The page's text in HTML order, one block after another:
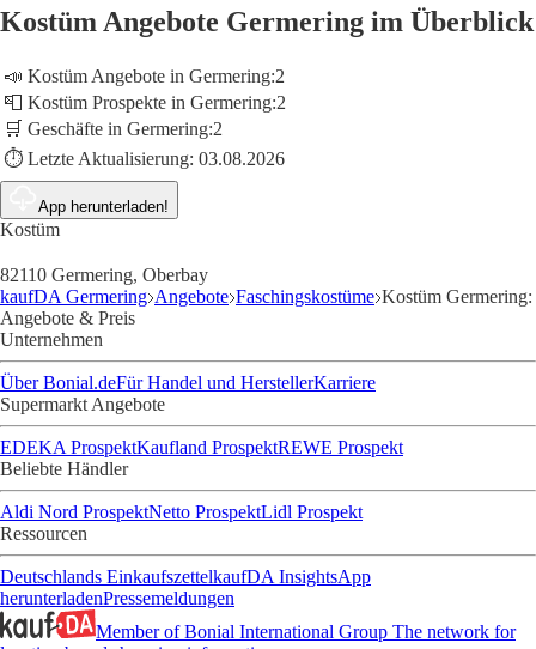
Kostüm Angebote Germering im Überblick
📣 Kostüm Angebote in Germering:2
📮 Kostüm Prospekte in Germering:2
🛒 Geschäfte in Germering:2
⏱️ Letzte Aktualisierung: 03.08.2026
App herunterladen!
Kostüm
82110 Germering, Oberbay
kaufDA Germering Angebote Faschingskostüme Kostüm Germering:
Angebote & Preis
Unternehmen
Über Bonial.deFür Handel und HerstellerKarriere
Supermarkt Angebote
EDEKA ProspektKaufland ProspektREWE Prospekt
Beliebte Händler
Aldi Nord ProspektNetto ProspektLidl Prospekt
Ressourcen
Deutschlands EinkaufszettelkaufDA InsightsApp
herunterladenPressemeldungen
Member of Bonial International Group The network for